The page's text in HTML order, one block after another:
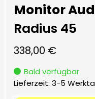
Monitor
Radius 45
338,00 €
Bald verfügbar
Lieferzeit: 3-5